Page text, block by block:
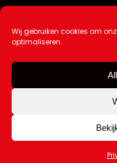
Wij gebruiken cookies om
optimaliseren.
Ontwikkeling
Copyright